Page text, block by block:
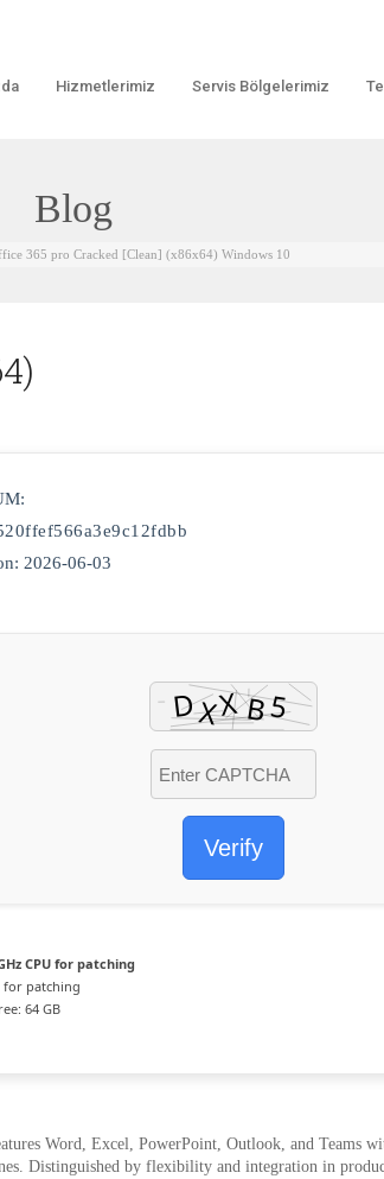
Hizmetlerimiz Servis Bölgelerimiz
Blog
365 pro Cracked [Clean] (x86x64) Windows 10
2026-06-03
Verify
CPU for patching
for patching
64 GB
Word, Excel, PowerPoint, Outlook, and Teams
Distinguished by flexibility and integration in